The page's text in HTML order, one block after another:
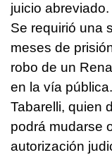
juicio abreviado.
Se requirió una
meses de
robo de un
en la vía
Tabarelli, quien
podrá mudarse
autorización